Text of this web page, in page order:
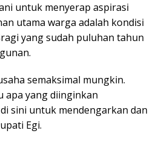
untuk menyerap aspirasi
utama warga adalah kondisi
yang sudah puluhan tahun
semaksimal mungkin.
apa yang diinginkan
sini untuk mendengarkan dan
Egi.